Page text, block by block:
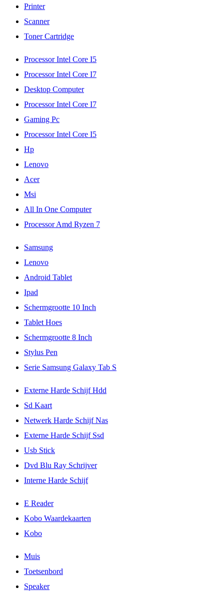
Printer
Scanner
Toner Cartridge
Processor Intel Core I5
Processor Intel Core I7
Desktop Computer
Processor Intel Core I7
Gaming Pc
Processor Intel Core I5
Hp
Lenovo
Acer
Msi
All In One Computer
Processor Amd Ryzen 7
Samsung
Lenovo
Android Tablet
Ipad
Schermgrootte 10 Inch
Tablet Hoes
Schermgrootte 8 Inch
Stylus Pen
Serie Samsung Galaxy Tab S
Externe Harde Schijf Hdd
Sd Kaart
Netwerk Harde Schijf Nas
Externe Harde Schijf Ssd
Usb Stick
Dvd Blu Ray Schrijver
Interne Harde Schijf
E Reader
Kobo Waardekaarten
Kobo
Muis
Toetsenbord
Speaker